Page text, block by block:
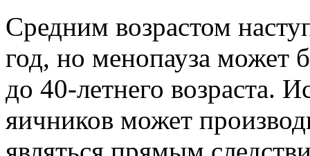
Средним возрастом
год, но менопауза может
до 40-летнего возраста.
яичников может